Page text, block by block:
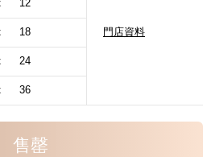
門店資料
12
18
24
36
售罄